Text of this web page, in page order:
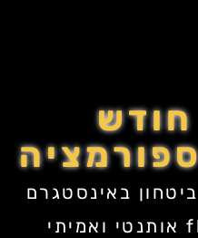
חודש
באינסטגרם